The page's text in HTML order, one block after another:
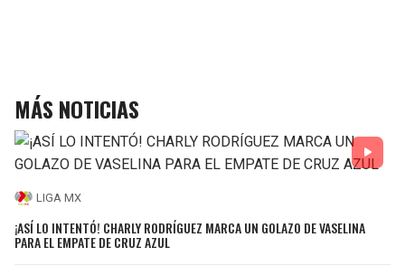
MÁS NOTICIAS
LIGA MX
¡ASÍ LO INTENTÓ! CHARLY RODRÍGUEZ MARCA UN GOLAZO DE VASELINA
PARA EL EMPATE DE CRUZ AZUL